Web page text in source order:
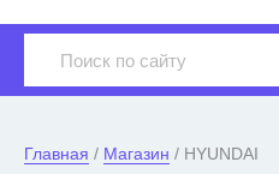
Главная / Магазин / HYUNDAI